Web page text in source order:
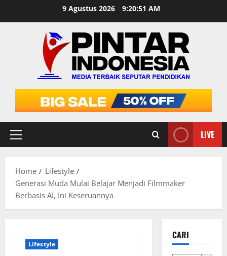
9 Agustus 2026 9:20:52 AM
Primary
LIVE
Home
Lifestyle
Generasi Muda Mulai Belajar Menjadi Filmmaker
Berbasis AI, Ini Keseruannya
Lifestyle
CARI